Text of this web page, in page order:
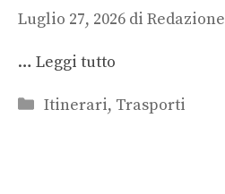
Luglio 27, 2026 di Redazione
… Leggi tutto
Categorie
Itinerari, Trasporti